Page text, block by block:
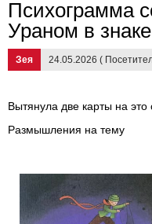
Психограмма
Ураном в
Зея 24.05.2026 (
Вытянула две карты на это
Размышления на тему